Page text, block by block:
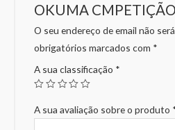
OKUMA
O seu endereço de email não
obrigatórios marcados com *
A sua classificação *
A sua avaliação sobre o produto